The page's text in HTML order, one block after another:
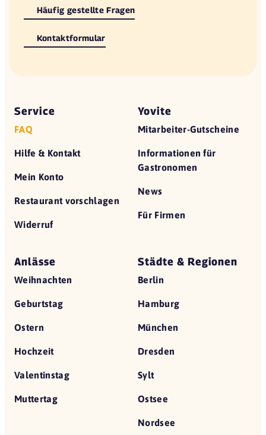
Häufig gestellte Fragen
Kontaktformular
Service
FAQ
Hilfe & Kontakt
Mein Konto
Restaurant vorschlagen
Widerruf
Yovite
Mitarbeiter-Gutscheine
Informationen für
Gastronomen
News
Für Firmen
Anlässe
Weihnachten
Geburtstag
Ostern
Hochzeit
Valentinstag
Muttertag
Städte & Regionen
Berlin
Hamburg
München
Dresden
Sylt
Ostsee
Nordsee